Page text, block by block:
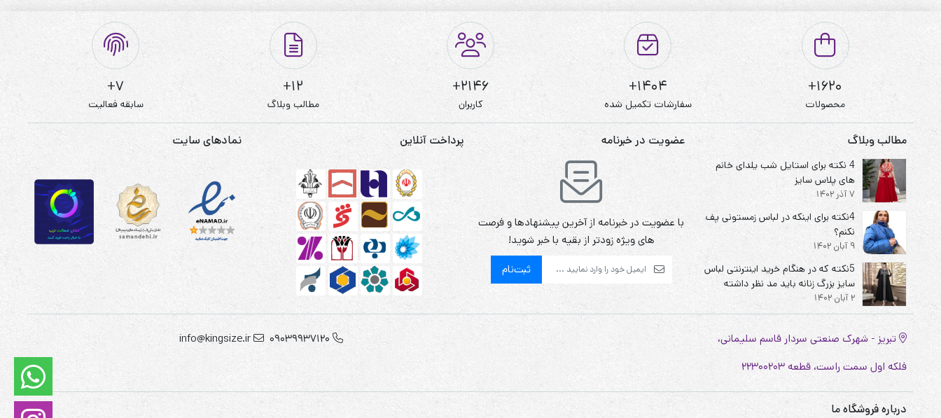
تونیک و پیراهن
شال و روسری
لگ، شلوار و پیراهن
کفش کتونی
1620+
محصولات
1404+
سفارشات تکمیل شده
2146+
کاربران
12+
مطالب وبلاگ
7+
سابقه فعالیت
مطالب وبلاگ
4 نکته برای استایل شب یلدای خانم
های پلاس سایز
7 آذر 1402
4نکته برای اینکه در لباس زمستونی پف
نکنم؟
9 آبان 1402
5نکته که در هنگام خرید اینترنتی لباس
سایز بزرگ زنانه باید مد نظر داشته
باشیم
2 آبان 1402
عضویت در خبرنامه
با عضویت در خبرنامه از آخرین پیشنهادها و فرصت
های ویژه زودتر از بقیه با خبر شوید!
ثبت‌نام
پرداخت آنلاین نمادهای سایت
تبریز - شهرک صنعتی سردار قاسم سلیمانی،
فلکه اول سمت راست، قطعه 22300203
09039937120
info@kingsize.ir
درباره فروشگاه ما